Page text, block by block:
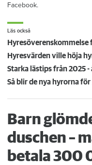
Facebook.
Läs också
Barn
duschen –
betala 300